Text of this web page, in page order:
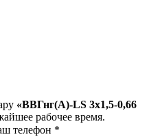
«ВВГнг(А)-LS 3х1,5-0,66
рабочее время.
телефон *